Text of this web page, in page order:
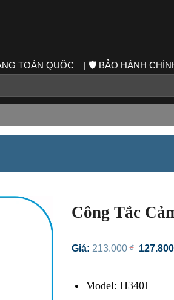
TOÀN QUỐC | 🛡️ BẢO HÀNH
Công Tắc
Giá:213.000đ
Giá
Model: H340I